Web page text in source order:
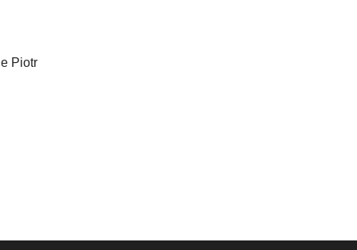
Piotr